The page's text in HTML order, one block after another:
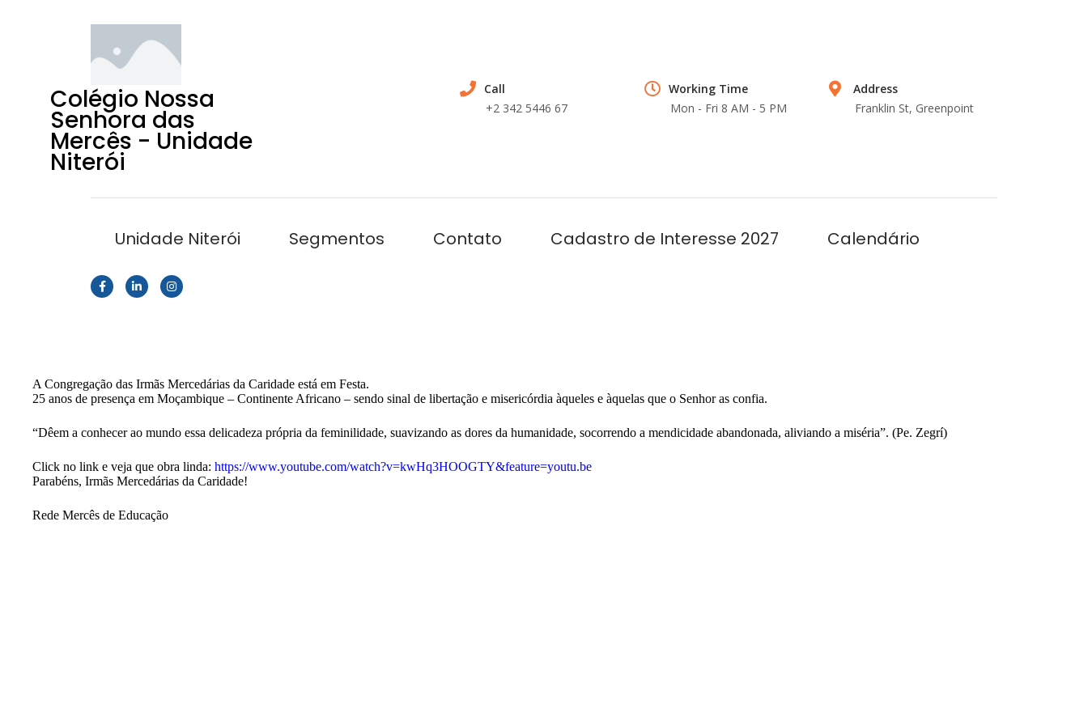
Colégio Nossa
Senhora das
Mercês - Unidade
Niterói
Call
+2 342 5446 67
Working Time
Mon - Fri 8 AM - 5 PM
Address
Franklin St, Greenpoint
Unidade Niterói Segmentos Contato Cadastro de Interesse 2027 Calendário
A Congregação das Irmãs Mercedárias da Caridade está em Festa.
25 anos de presença em Moçambique – Continente Africano – sendo sinal de libertação e misericórdia àqueles e àquelas que o Senhor as confia.
“Dêem a conhecer ao mundo essa delicadeza própria da feminilidade, suavizando as dores da humanidade, socorrendo a mendicidade abandonada, aliviando a miséria”. (Pe. Zegrí)
Click no link e veja que obra linda: https://www.youtube.com/watch?v=kwHq3HOOGTY&feature=youtu.be
Parabéns, Irmãs Mercedárias da Caridade!
Rede Mercês de Educação